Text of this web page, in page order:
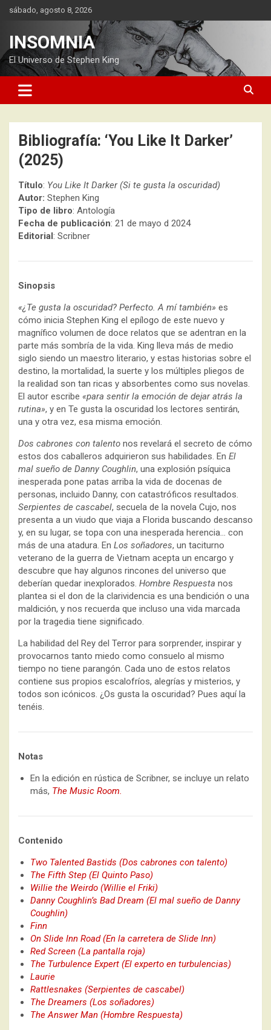
Saltarsábado, agosto 8, 2026
INSOMNIA
El Universo de Stephen King
Bibliografía: ‘You Like It Darker’
(2025)
Título: You Like It Darker (Si te gusta la oscuridad)
Autor: Stephen King
Tipo de libro: Antología
Fecha de publicación: 21 de mayo d 2024
Editorial: Scribner
Sinopsis
«¿Te gusta la oscuridad? Perfecto. A mí también» es
cómo inicia Stephen King el epílogo de este nuevo y
magnífico volumen de doce relatos que se adentran en la
parte más sombría de la vida. King lleva más de medio
siglo siendo un maestro literario, y estas historias sobre el
destino, la mortalidad, la suerte y los múltiples pliegos de
la realidad son tan ricas y absorbentes como sus novelas.
El autor escribe «para sentir la emoción de dejar atrás la
rutina», y en Te gusta la oscuridad los lectores sentirán,
una y otra vez, esa misma emoción.
Dos cabrones con talento nos revelará el secreto de cómo
estos dos caballeros adquirieron sus habilidades. En El
mal sueño de Danny Coughlin, una explosión psíquica
inesperada pone patas arriba la vida de docenas de
personas, incluido Danny, con catastróficos resultados.
Serpientes de cascabel, secuela de la novela Cujo, nos
presenta a un viudo que viaja a Florida buscando descanso
y, en su lugar, se topa con una inesperada herencia… con
más de una atadura. En Los soñadores, un taciturno
veterano de la guerra de Vietnam acepta un encargo y
descubre que hay algunos rincones del universo que
deberían quedar inexplorados. Hombre Respuesta nos
plantea si el don de la clarividencia es una bendición o una
maldición, y nos recuerda que incluso una vida marcada
por la tragedia tiene significado.
La habilidad del Rey del Terror para sorprender, inspirar y
provocarnos tanto miedo como consuelo al mismo
tiempo no tiene parangón. Cada uno de estos relatos
contiene sus propios escalofríos, alegrías y misterios, y
todos son icónicos. ¿Os gusta la oscuridad? Pues aquí la
tenéis.
Notas
En la edición en rústica de Scribner, se incluye un relato
más, The Music Room.
Contenido
Two Talented Bastids (Dos cabrones con talento)
The Fifth Step (El Quinto Paso)
Willie the Weirdo (Willie el Friki)
Danny Coughlin’s Bad Dream (El mal sueño de Danny
Coughlin)
Finn
On Slide Inn Road (En la carretera de Slide Inn)
Red Screen (La pantalla roja)
The Turbulence Expert (El experto en turbulencias)
Laurie
Rattlesnakes (Serpientes de cascabel)
The Dreamers (Los soñadores)
The Answer Man (Hombre Respuesta)